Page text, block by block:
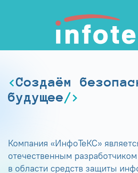
Создаём
будущее
Компания «ИнфоТеКС»
отечественным
в области средств защиты